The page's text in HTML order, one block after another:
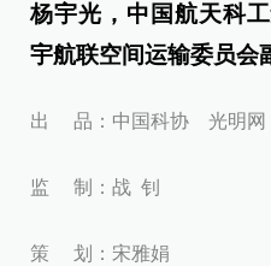
杨宇光，中国航天科
宇航联空间运输委员会
出 品：中国科协 光明网
监 制：战 钊
策 划：宋雅娟